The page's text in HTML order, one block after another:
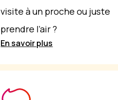
visite à un proche ou juste
prendre l’air ?
En savoir plus